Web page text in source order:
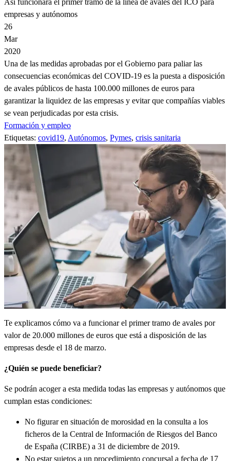
empresas y autónomos
26
Mar
2020
Una de las medidas aprobadas por el Gobierno para paliar las
consecuencias económicas del COVID-19 es la puesta a disposición
de avales públicos de hasta 100.000 millones de euros para
garantizar la liquidez de las empresas y evitar que compañías viables
se vean perjudicadas por esta crisis.
Formación y empleo
Etiquetas: covid19, Autónomos, Pymes, crisis sanitaria
Imagen
Te explicamos cómo va a funcionar el primer tramo de avales por
valor de 20.000 millones de euros que está a disposición de las
empresas desde el 18 de marzo.
¿Quién se puede beneficiar?
Se podrán acoger a esta medida todas las empresas y autónomos que
cumplan estas condiciones:
No figurar en situación de morosidad en la consulta a los
ficheros de la Central de Información de Riesgos del Banco
de España (CIRBE) a 31 de diciembre de 2019.
No estar sujetos a un procedimiento concursal a fecha de 17